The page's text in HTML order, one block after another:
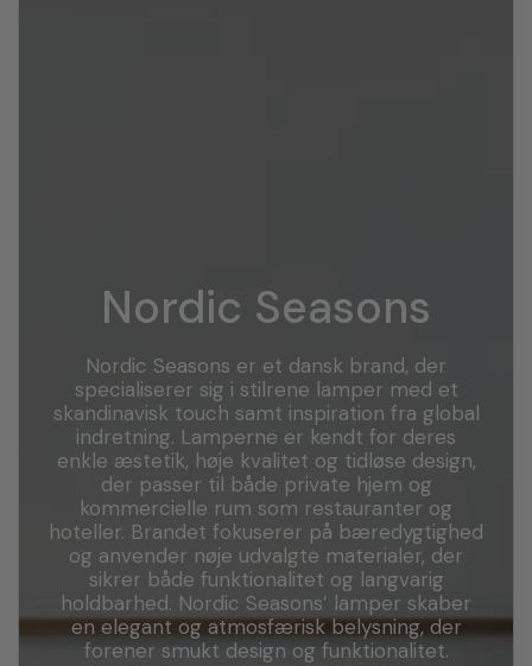
Nordic Seasons
Nordic Seasons er et dansk brand, der
specialiserer sig i stilrene lamper med et
skandinavisk touch samt inspiration fra global
indretning. Lamperne er kendt for deres
enkle æstetik, høje kvalitet og tidløse design,
der passer til både private hjem og
kommercielle rum som restauranter og
hoteller. Brandet fokuserer på bæredygtighed
og anvender nøje udvalgte materialer, der
sikrer både funktionalitet og langvarig
holdbarhed. Nordic Seasons’ lamper skaber
en elegant og atmosfærisk belysning, der
forener smukt design og funktionalitet.